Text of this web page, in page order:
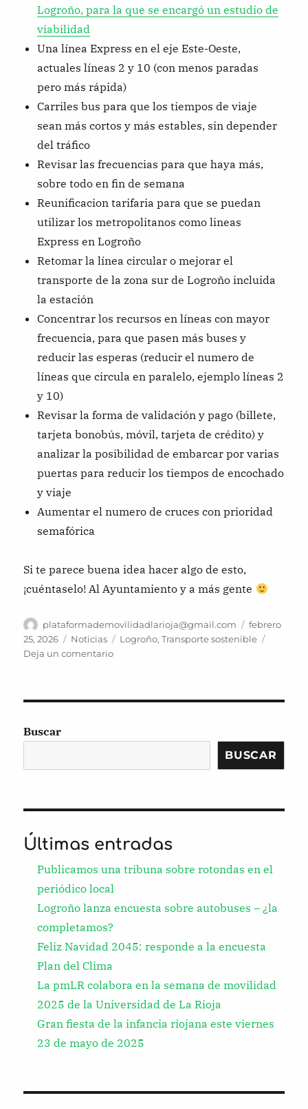
Logroño, para la que se encargó un estudio de
viabilidad
Una línea Express en el eje Este-Oeste,
actuales líneas 2 y 10 (con menos paradas
pero más rápida)
Carriles bus para que los tiempos de viaje
sean más cortos y más estables, sin depender
del tráfico
Revisar las frecuencias para que haya más,
sobre todo en fin de semana
Reunificacion tarifaria para que se puedan
utilizar los metropolitanos como lineas
Express en Logroño
Retomar la línea circular o mejorar el
transporte de la zona sur de Logroño incluida
la estación
Concentrar los recursos en líneas con mayor
frecuencia, para que pasen más buses y
reducir las esperas (reducir el numero de
líneas que circula en paralelo, ejemplo líneas 2
y 10)
Revisar la forma de validación y pago (billete,
tarjeta bonobús, móvil, tarjeta de crédito) y
analizar la posibilidad de embarcar por varias
puertas para reducir los tiempos de encochado
y viaje
Aumentar el numero de cruces con prioridad
semafórica
Si te parece buena idea hacer algo de esto,
¡cuéntaselo! Al Ayuntamiento y a más gente
Autor
plataformademovilidadlarioja@gmail.com
Publicado
el
febrero
25, 2026
Categorías
Noticias Etiquetas
Logroño,Transporte sostenible
Deja un comentarioen
–
completamos?
Buscar
BUSCAR
Últimas entradas
Publicamos una tribuna sobre rotondas en el
periódico local
Logroño lanza encuesta sobre autobuses – ¿la
completamos?
Feliz Navidad 2045: responde a la encuesta
Plan del Clima
La pmLR colabora en la semana de movilidad
2025 de la Universidad de La Rioja
Gran fiesta de la infancia riojana este viernes
23 de mayo de 2025